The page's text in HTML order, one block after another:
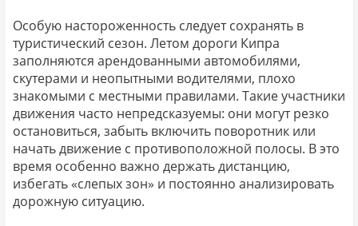
Особую настороженность следует сохранять в
туристический сезон. Летом дороги Кипра
заполняются арендованными автомобилями,
скутерами и неопытными водителями, плохо
знакомыми с местными правилами. Такие участники
движения часто непредсказуемы: они могут резко
остановиться, забыть включить поворотник или
начать движение с противоположной полосы. В это
время особенно важно держать дистанцию,
избегать «слепых зон» и постоянно анализировать
дорожную ситуацию.